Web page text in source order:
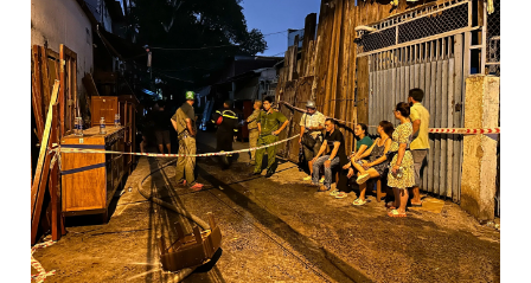
t
T
i
m
i
o
n